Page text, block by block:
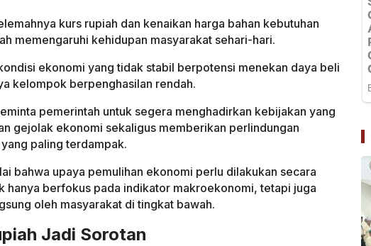
kurs rupiah dan kenaikan harga bahan kebutuhan
memengaruhi kehidupan masyarakat sehari-hari.
ekonomi yang tidak stabil berpotensi menekan daya beli
kelompok berpenghasilan rendah.
pemerintah untuk segera menghadirkan kebijakan yang
gejolak ekonomi sekaligus memberikan perlindungan
paling terdampak.
bahwa upaya pemulihan ekonomi perlu dilakukan secara
hanya berfokus pada indikator makroekonomi, tetapi juga
oleh masyarakat di tingkat bawah.
Jadi Sorotan